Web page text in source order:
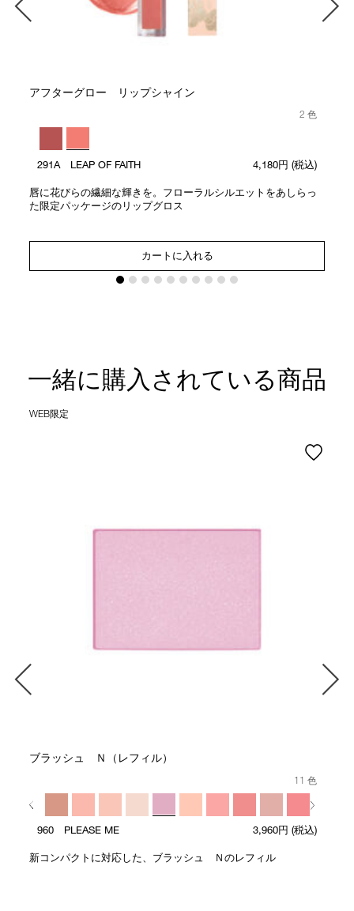
アフターグロー リップシャイン
2 色
291A LEAP OF FAITH 4,180円 (税込)
唇に花びらの繊細な輝きを。フローラルシルエットをあしらっ
た限定パッケージのリップグロス
カートに入れる
一緒に購入されている商品
WEB限定
ブラッシュ Ｎ（レフィル）
11 色
960 PLEASE ME 3,960円 (税込)
新コンパクトに対応した、ブラッシュ Ｎのレフィル